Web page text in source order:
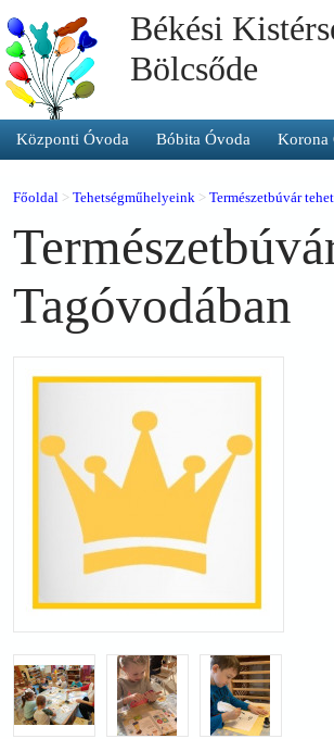
Békési
Bölcsőde
Központi Óvoda Bóbita Óvoda Korona
Főoldal > Tehetségműhelyeink > Természetbúvár
Tagóvodában